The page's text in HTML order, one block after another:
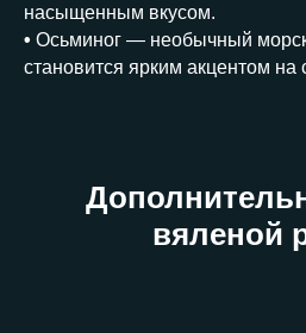
насыщенным вкусом.
• Осьминог — необычный
становится ярким акцентом на
вяленой